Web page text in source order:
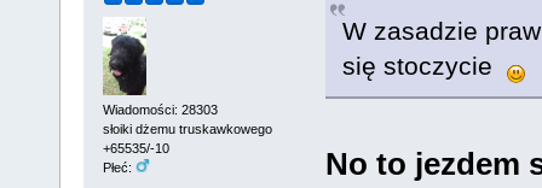
Wiadomości: 28303
słoiki dżemu truskawkowego
+65535/-10
Płeć:
W zasadzie
się stoczycie
No to jezdem